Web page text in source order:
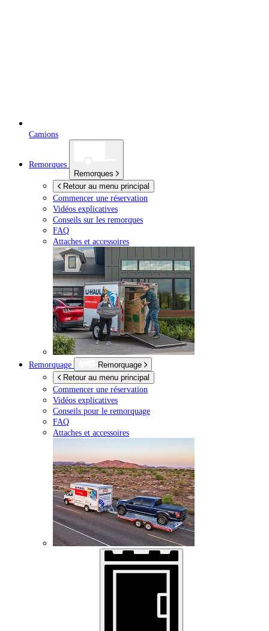
Camions
Remorques
Remorques
Retour au menu principal
Commencer une réservation
Vidéos explicatives
Conseils sur les remorques
FAQ
Attaches et accessoires
Remorquage
Remorquage
Retour au menu principal
Commencer une réservation
Vidéos explicatives
Conseils pour le remorquage
FAQ
Attaches et accessoires